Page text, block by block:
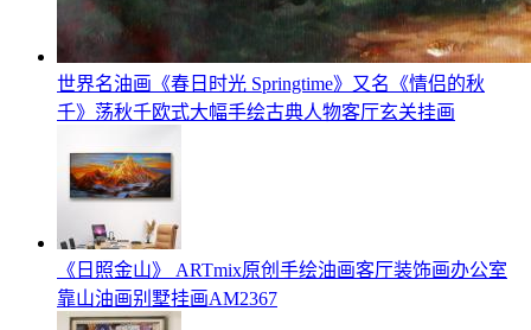
世界名油画《春日时光 Springtime》又名《情侣的秋
千》荡秋千欧式大幅手绘古典人物客厅玄关挂画
《日照金山》 ARTmix原创手绘油画客厅装饰画办公室
靠山油画别墅挂画AM2367